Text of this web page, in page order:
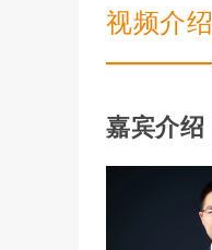
视频介绍
嘉宾介绍